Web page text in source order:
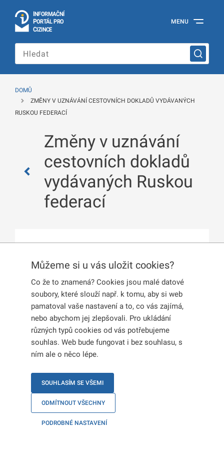
INFORMAČNÍ
PORTÁL PRO
CIZINCE
portál
cizince
Ministerstva
republiky
MENU
Můžeme si u vás uložit cookies?
Co že to znamená? Cookies jsou malé datové
soubory, které slouží např. k tomu, aby si web
pamatoval vaše nastavení a to, co vás zajímá,
nebo abychom jej zlepšovali. Pro ukládání
různých typů cookies od vás potřebujeme
souhlas. Web bude fungovat i bez souhlasu, s
ním ale o něco lépe.
SOUHLASÍM SE VŠEMI
ODMÍTNOUT VŠECHNY
PODROBNÉ NASTAVENÍ
DOMŮ
ZMĚNY V UZNÁVÁNÍ CESTOVNÍCH DOKLADŮ VYDÁVANÝCH
RUSKOU FEDERACÍ
Změny v uznávání
cestovních dokladů
vydávaných Ruskou
federací
Česká republika na základěsdělení Ministerstva
zahraničních věcí
s účinností od 3. 7. 2024
uznávápouzebiometrické cestovní doklady
vydávané Ruskou federací. Biometrický cestovní
doklad obsahuje strojově čitelné údaje a
elektronický nosič dat s biometrickými údaji, což
zajišťuje vyšší bezpečnost a snadnější identifikaci
držitele.
Uvedená změna se nevztahuje na:
děti do 15 let,
osoby zařazené doprogramu Občanská